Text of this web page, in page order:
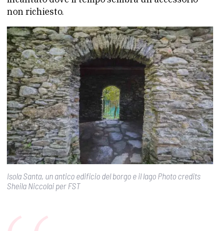
non richiesto.
Isola Santa, un antico edificio del borgo e il lago Photo credits
Sheila Niccolai per FST